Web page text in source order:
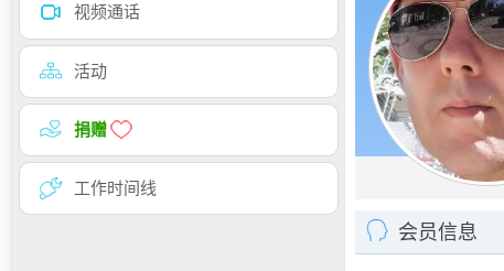
视频通话
活动
捐赠
工作时间线
会员信息